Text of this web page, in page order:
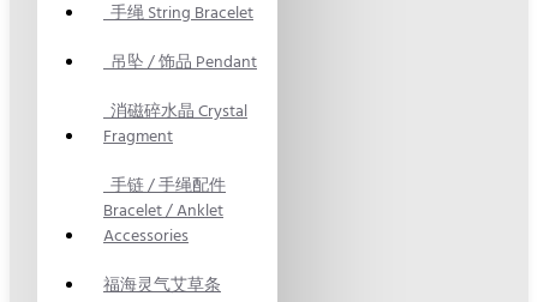
手绳 String Bracelet
吊坠 / 饰品 Pendant
消磁碎水晶 Crystal
Fragment
手链 / 手绳配件
Bracelet / Anklet
Accessories
福海灵气艾草条